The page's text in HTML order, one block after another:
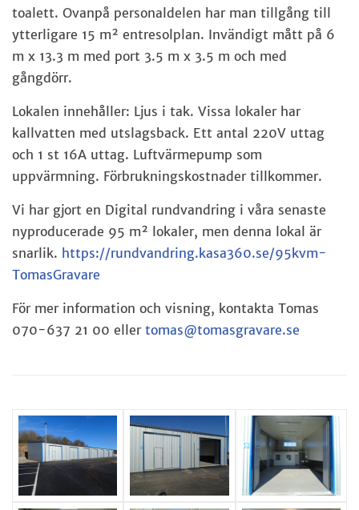
toalett. Ovanpå personaldelen har man tillgång till
ytterligare 15 m² entresolplan. Invändigt mått på 6
m x 13.3 m med port 3.5 m x 3.5 m och med
gångdörr.
Lokalen innehåller: Ljus i tak. Vissa lokaler har
kallvatten med utslagsback. Ett antal 220V uttag
och 1 st 16A uttag. Luftvärmepump som
uppvärmning. Förbrukningskostnader tillkommer.
Vi har gjort en Digital rundvandring i våra senaste
nyproducerade 95 m² lokaler, men denna lokal är
snarlik. https://rundvandring.kasa360.se/95kvm-
TomasGravare
För mer information och visning, kontakta Tomas
070-637 21 00 eller tomas@tomasgravare.se